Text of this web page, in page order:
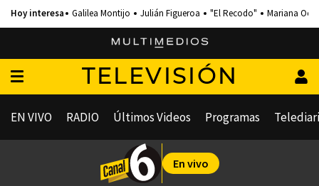
Galilea Montijo Julián Figueroa "El Recodo" Mariana
TELEVISIÓN
EN VIVO RADIO Últimos Videos Programas
En vivo